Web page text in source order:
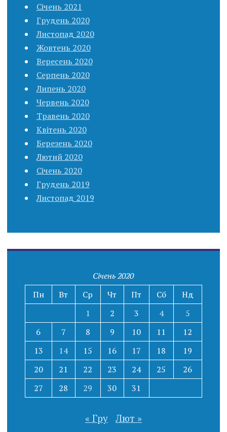
Січень 2021
Грудень 2020
Листопад 2020
Жовтень 2020
Вересень 2020
Серпень 2020
Липень 2020
Червень 2020
Травень 2020
Квітень 2020
Березень 2020
Лютий 2020
Січень 2020
Грудень 2019
Листопад 2019
Січень 2020
Пн
Вт Ср Чт Пт Сб
Нд
1
2 3 4
5
6
7 8 9 10 11
12
13
14 15 16 17 18
19
20
21 22 23 24 25
26
27
28 29 30 31
« Гру Лют »